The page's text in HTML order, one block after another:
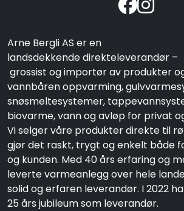
Arne Bergli AS er en
landsdekkende direkteleverandør –
grossist og importør av produkter
vannbåren oppvarming,
snøsmeltesystemer,
biovarme, vann og avløp for privat
Vi selger våre produkter direkte til
gjør det raskt, trygt og enkelt både
og kunden. Med 40 års erfaring og
leverte varmeanlegg over hele
solid og erfaren leverandør. I 2022
25 års jubileum som leverandør.